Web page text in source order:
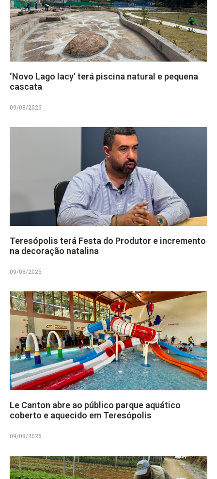
‘Novo Lago Iacy’ terá piscina natural e pequena
cascata
09/08/2026
Teresópolis terá Festa do Produtor e incremento
na decoração natalina
09/08/2026
Le Canton abre ao público parque aquático
coberto e aquecido em Teresópolis
09/08/2026